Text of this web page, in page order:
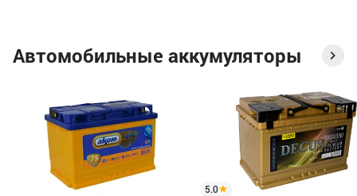
Автомобильные аккумуляторы
5.0